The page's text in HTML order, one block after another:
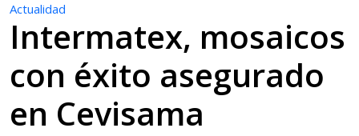
Actualidad
Intermatex, mosaicos
con éxito asegurado
en Cevisama